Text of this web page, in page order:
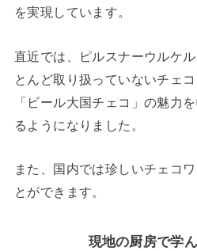
を実現しています。
直近では、ピルスナーウルケ
とんど取り扱っていないチェ
「ビール大国チェコ」の魅力
るようになりました。
また、国内では珍しいチェコ
とができます。
現地の厨房で学